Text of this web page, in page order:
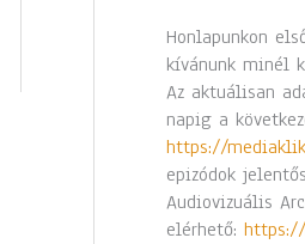
Honlapunkon
kívánunk minél
Az aktuálisan
napig a
https://
epizódok
Audiovizuális
elérhető: https://